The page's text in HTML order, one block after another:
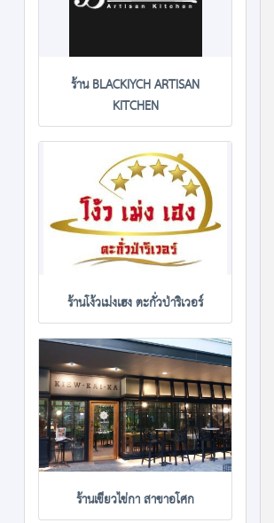
ร้าน BLACKIYCH ARTISAN
KITCHEN
ร้านโง้วเม่งเฮง ตะกั่วป่าริเวอร์
ร้านเขียวไข่กา สาขาอโศก